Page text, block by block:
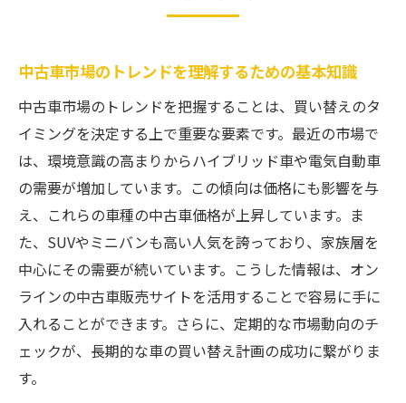
中古車の状態を把握して賢い買い替えを実現す
車両履歴の確認が必要な理由
中古車の品質を見極めるためのチェックポ
イント
試乗で見逃してはいけない重要なチェック
中古車ディーラーからの信頼性ある情報の
入手方法
第三者機関による車両検査の活用
整備記録を確認する際の注意点
季節による中古車価格変動を活用してお得に買
い替える秘訣
中古車市場のトレンドを理解するための基本知識
中古車市場のトレンドを把握することは、買い替えのタ
イミングを決定する上で重要な要素です。最近の市場で
は、環境意識の高まりからハイブリッド車や電気自動車
の需要が増加しています。この傾向は価格にも影響を与
え、これらの車種の中古車価格が上昇しています。ま
た、SUVやミニバンも高い人気を誇っており、家族層を
中心にその需要が続いています。こうした情報は、オン
ラインの中古車販売サイトを活用することで容易に手に
入れることができます。さらに、定期的な市場動向のチ
ェックが、長期的な車の買い替え計画の成功に繋がりま
す。